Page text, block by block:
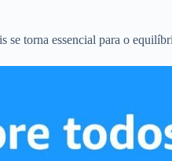
se torna essencial para o